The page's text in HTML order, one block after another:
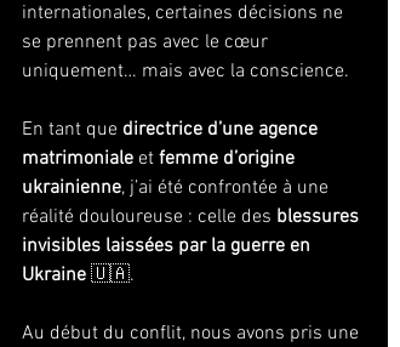
internationales, certaines décisions ne
se prennent pas avec le cœur
uniquement… mais avec la conscience.
En tant que directrice d’une agence
matrimoniale et femme d’origine
ukrainienne, j’ai été confrontée à une
réalité douloureuse : celle des blessures
invisibles laissées par la guerre en
Ukraine 🇺🇦.
Au début du conflit, nous avons pris une